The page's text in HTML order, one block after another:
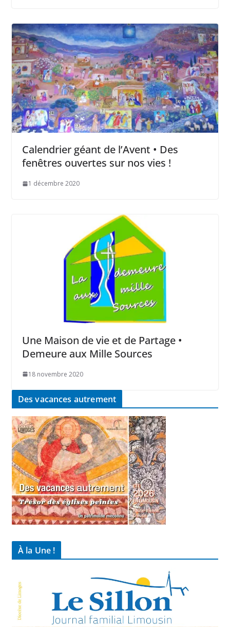
Calendrier géant de l’Avent • Des
fenêtres ouvertes sur nos vies !
1 décembre 2020
Une Maison de vie et de Partage •
Demeure aux Mille Sources
18 novembre 2020
Des vacances autrement
À la Une !